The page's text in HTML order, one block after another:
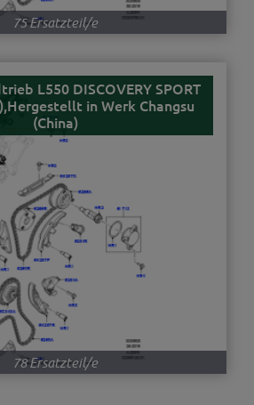
75 Ersatzteil/e
L550 DISCOVERY SPORT
in Werk Changsu
(China)
78 Ersatzteil/e